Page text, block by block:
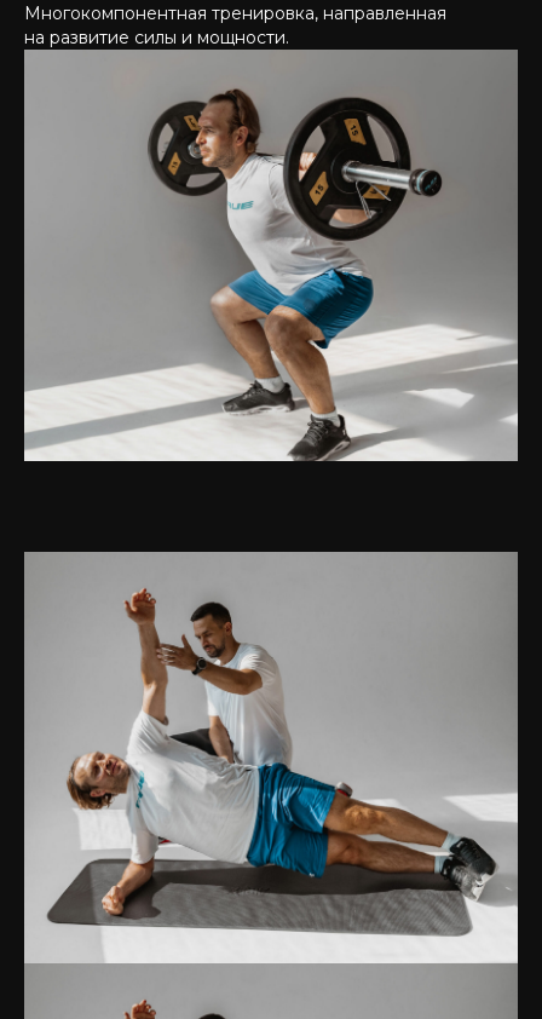
Многокомпонентная тренировка, направленная
на развитие силы и мощности.